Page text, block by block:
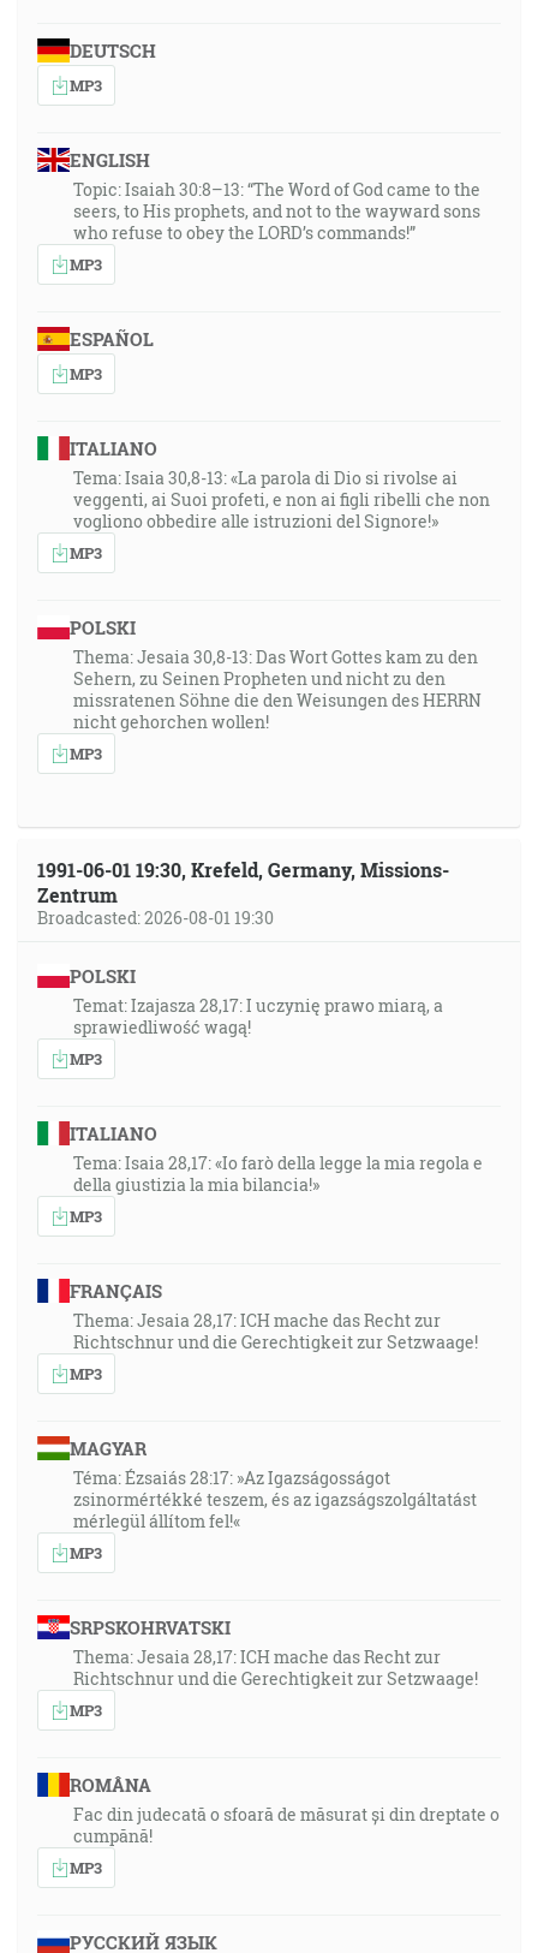
DEUTSCH
MP3
ENGLISH
Topic: Isaiah 30:8–13: “The Word of God came to the
seers, to His prophets, and not to the wayward sons
who refuse to obey the LORD’s commands!”
MP3
ESPAÑOL
MP3
ITALIANO
Tema: Isaia 30,8-13: «La parola di Dio si rivolse ai
veggenti, ai Suoi profeti, e non ai figli ribelli che non
vogliono obbedire alle istruzioni del Signore!»
MP3
POLSKI
Thema: Jesaia 30,8-13: Das Wort Gottes kam zu den
Sehern, zu Seinen Propheten und nicht zu den
missratenen Söhne die den Weisungen des HERRN
nicht gehorchen wollen!
MP3
1991-06-01 19:30, Krefeld, Germany, Missions-
Zentrum
Broadcasted: 2026-08-01 19:30
POLSKI
Temat: Izajasza 28,17: I uczynię prawo miarą, a
sprawiedliwość wagą!
MP3
ITALIANO
Tema: Isaia 28,17: «Io farò della legge la mia regola e
della giustizia la mia bilancia!»
MP3
FRANÇAIS
Thema: Jesaia 28,17: ICH mache das Recht zur
Richtschnur und die Gerechtigkeit zur Setzwaage!
MP3
MAGYAR
Téma: Ézsaiás 28:17: »Az Igazságosságot
zsinormértékké teszem, és az igazságszolgáltatást
mérlegül állítom fel!«
MP3
SRPSKOHRVATSKI
Thema: Jesaia 28,17: ICH mache das Recht zur
Richtschnur und die Gerechtigkeit zur Setzwaage!
MP3
ROMÂNA
Fac din judecată o sfoară de măsurat și din dreptate o
cumpănă!
MP3
РУССКИЙ ЯЗЫК